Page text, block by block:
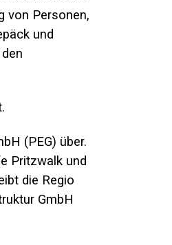
von Personen,
und
(PEG) über.
Pritzwalk und
die Regio
GmbH